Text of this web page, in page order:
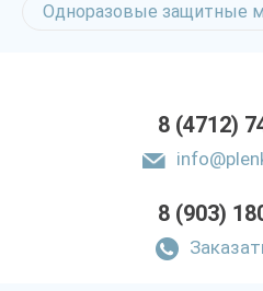
Одноразовые защитные
8 (4712)
8 (903)